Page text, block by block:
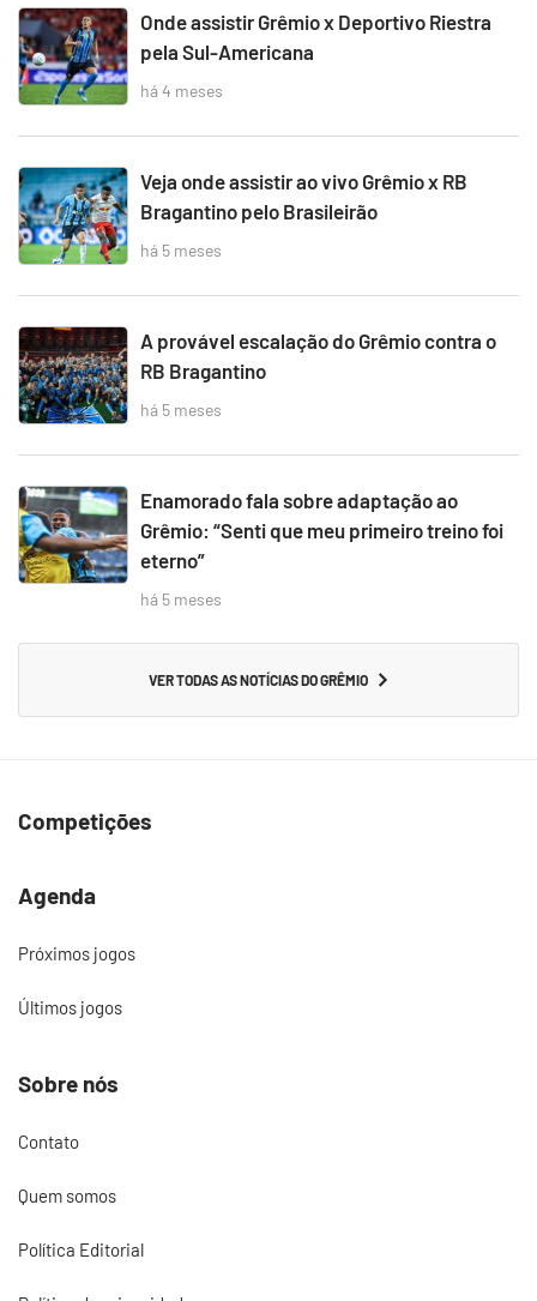
Onde assistir Grêmio x Deportivo Riestra
pela Sul-Americana
há 4 meses
Veja onde assistir ao vivo Grêmio x RB
Bragantino pelo Brasileirão
há 5 meses
A provável escalação do Grêmio contra o
RB Bragantino
há 5 meses
Enamorado fala sobre adaptação ao
Grêmio: “Senti que meu primeiro treino foi
eterno”
há 5 meses
VER TODAS AS NOTÍCIAS DO GRÊMIO
Competições
Agenda
Próximos jogos
Últimos jogos
Sobre nós
Contato
Quem somos
Política Editorial